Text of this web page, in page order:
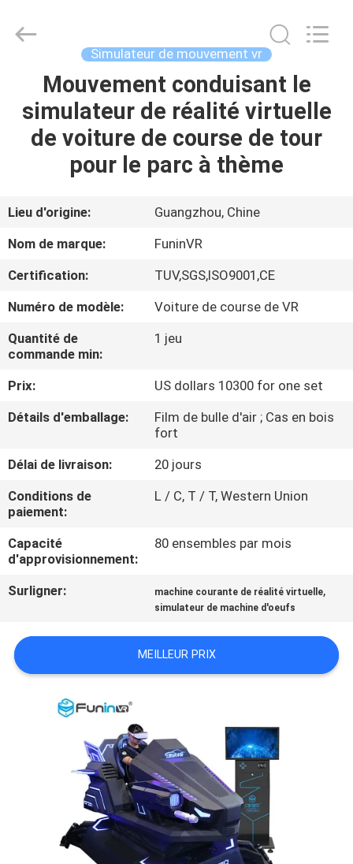
MAISON
DES
PRODUITS
VR
SHOW
À
PROPOS
DE
VISITE
L'USINE
CONTRÔLE
DE
CONTACTER
NOUVELLES
Zhuoyuan
Co.,Ltd.
Simulateur de mouvement vr
Mouvement conduisant le
simulateur de réalité virtuelle
de voiture de course de tour
pour le parc à thème
Lieu d'origine:
Guangzhou, Chine
Nom de marque:
FuninVR
Certification:
TUV,SGS,ISO9001,CE
Numéro de modèle:
Voiture de course de VR
Quantité de
commande min:
1 jeu
Prix:
US dollars 10300 for one set
Détails d'emballage:
Film de bulle d'air ; Cas en bois
fort
Délai de livraison:
20 jours
Conditions de
paiement:
L / C, T / T, Western Union
Capacité
d'approvisionnement:
80 ensembles par mois
Surligner: machine courante de réalité virtuelle,
simulateur de machine d'oeufs
MEILLEUR PRIX